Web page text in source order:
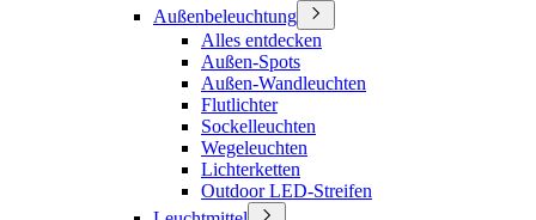
Außenbeleuchtung
Alles entdecken
Außen-Spots
Außen-Wandleuchten
Flutlichter
Sockelleuchten
Wegeleuchten
Lichterketten
Outdoor LED-Streifen